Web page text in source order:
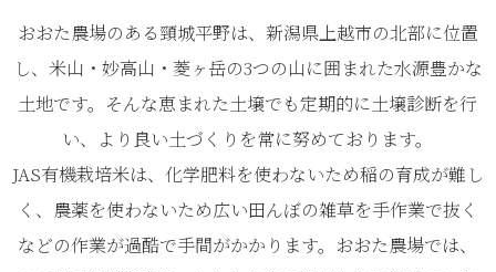
おおた農場のある頸城平野は、新潟県上越市の北部に位置
し、米山・妙高山・菱ヶ岳の3つの山に囲まれた水源豊かな
土地です。そんな恵まれた土壌でも定期的に土壌診断を行
い、より良い土づくりを常に努めております。
JAS有機栽培米は、化学肥料を使わないため稲の育成が難し
く、農薬を使わないため広い田んぼの雑草を手作業で抜く
などの作業が過酷で手間がかかります。おおた農場では、